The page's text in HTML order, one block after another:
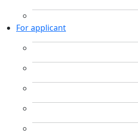
For applicant